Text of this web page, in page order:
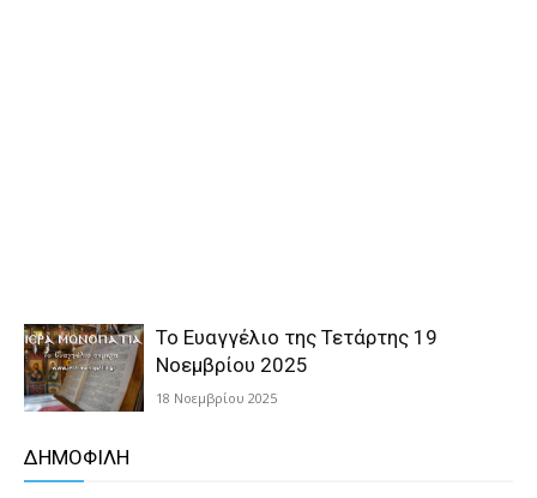
Το Ευαγγέλιο της Τετάρτης 19
Νοεμβρίου 2025
18 Νοεμβρίου 2025
ΔΗΜΟΦΙΛΗ